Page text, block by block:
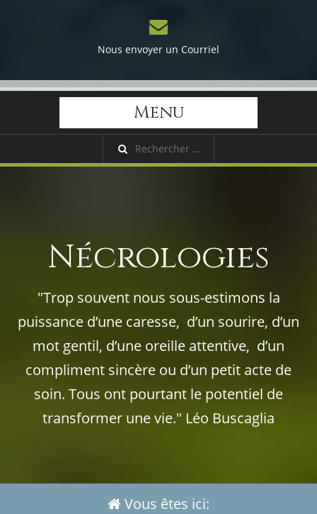
Nous envoyer un Courriel
Menu
Nécrologies
"Trop souvent nous sous-estimons la
puissance d’une caresse, d’un sourire, d’un
mot gentil, d’une oreille attentive, d’un
compliment sincère ou d’un petit acte de
soin. Tous ont pourtant le potentiel de
transformer une vie." Léo Buscaglia
Vous êtes ici: